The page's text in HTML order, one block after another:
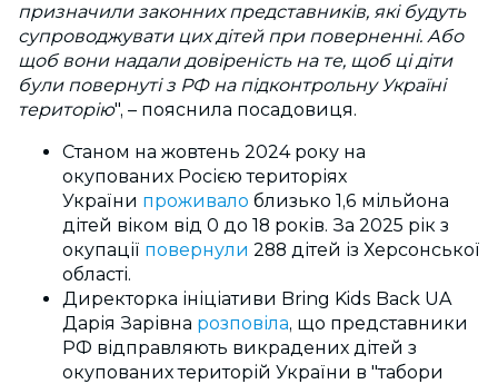
призначили законних представників, які будуть
супроводжувати цих дітей при поверненні. Або
щоб вони надали довіреність на те, щоб ці діти
були повернуті з РФ на підконтрольну Україні
територію", – пояснила посадовиця.
Станом на жовтень 2024 року на
окупованих Росією територіях
України проживало близько 1,6 мільйона
дітей віком від 0 до 18 років. За 2025 рік з
окупації повернули 288 дітей із Херсонської
області.
Директорка ініціативи Bring Kids Back UA
Дарія Зарівна розповіла, що представники
РФ відправляють викрадених дітей з
окупованих територій України в "табори